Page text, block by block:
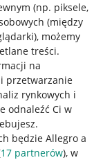
(np. piksele,
(między
, możemy
treści.
na
przetwarzanie
rynkowych i
odnaleźć Ci w
będzie Allegro a
17 partnerów), w